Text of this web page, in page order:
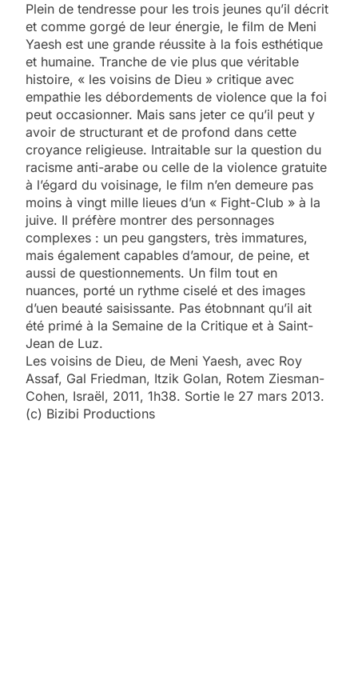
Plein de tendresse pour les trois jeunes qu’il décrit
et comme gorgé de leur énergie, le film de Meni
Yaesh est une grande réussite à la fois esthétique
et humaine. Tranche de vie plus que véritable
histoire, « les voisins de Dieu » critique avec
empathie les débordements de violence que la foi
peut occasionner. Mais sans jeter ce qu’il peut y
avoir de structurant et de profond dans cette
croyance religieuse. Intraitable sur la question du
racisme anti-arabe ou celle de la violence gratuite
à l’égard du voisinage, le film n’en demeure pas
moins à vingt mille lieues d’un « Fight-Club » à la
juive. Il préfère montrer des personnages
complexes : un peu gangsters, très immatures,
mais également capables d’amour, de peine, et
aussi de questionnements. Un film tout en
nuances, porté un rythme ciselé et des images
d’uen beauté saisissante. Pas étobnnant qu’il ait
été primé à la Semaine de la Critique et à Saint-
Jean de Luz.
Les voisins de Dieu, de Meni Yaesh, avec Roy
Assaf, Gal Friedman, Itzik Golan, Rotem Ziesman-
Cohen, Israël, 2011, 1h38. Sortie le 27 mars 2013.
(c) Bizibi Productions